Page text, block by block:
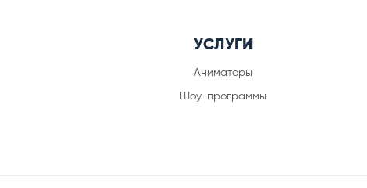
УСЛУГИ
Аниматоры
Шоу-программы